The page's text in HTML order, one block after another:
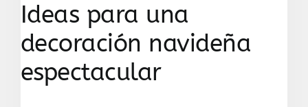
Ideas para una
decoración navideña
espectacular